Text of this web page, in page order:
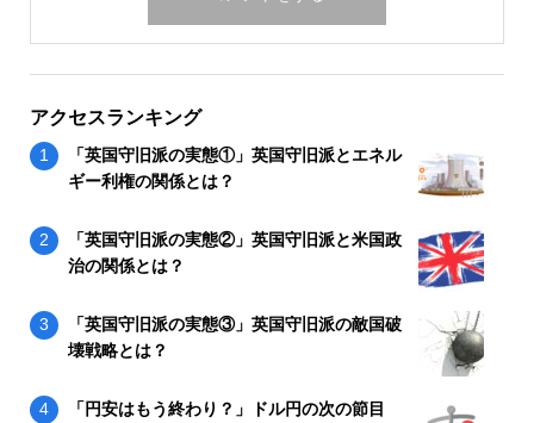
アクセスランキング
「英国守旧派の実態①」英国守旧派とエネル
ギー利権の関係とは？
「英国守旧派の実態②」英国守旧派と米国政
治の関係とは？
「英国守旧派の実態③」英国守旧派の敵国破
壊戦略とは？
「円安はもう終わり？」ドル円の次の節目